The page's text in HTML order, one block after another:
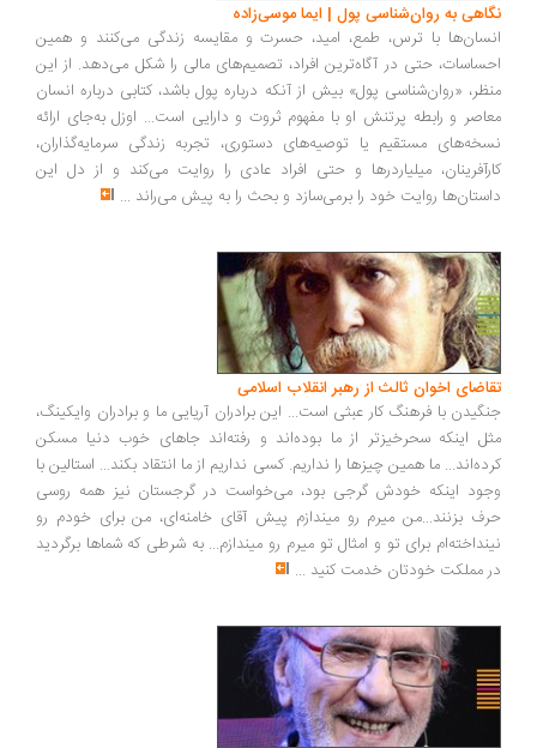
به روان‌شناسی پول | ایما موسی‌زاده
با ترس، طمع، امید، حسرت و مقایسه زندگی می‌کنند و همین
حتی در آگاه‌ترین افراد، تصمیم‌های مالی را شکل می‌دهد. از این
«روان‌شناسی پول» بیش از آنکه درباره پول باشد، کتابی درباره انسان
و رابطه پرتنش او با مفهوم ثروت و دارایی است... اوزل به‌جای ارائه
مستقیم یا توصیه‌های دستوری، تجربه زندگی سرمایه‌گذاران،
میلیاردرها و حتی افراد عادی را روایت می‌کند و از دل این
روایت خود را برمی‌سازد و بحث را به پیش می‌راند ...
اخوان ثالث از رهبر انقلاب اسلامی
با فرهنگ کار عبثی است... این برادران آریایی ما و برادران وایکینگ،
اینکه سحرخیزتر از ما بوده‌اند و رفته‌اند جاهای خوب دنیا مسکن
ما همین چیزها را نداریم. کسی نداریم از ما انتقاد بکند... استالین با
اینکه خودش گرجی بود، می‌خواست در گرجستان نیز همه روسی
بزنند...من میرم رو میندازم پیش آقای خامنه‌ای، من برای خودم رو
برای تو و امثال تو میرم رو میندازم... به شرطی که شماها برگردید
مملکت خودتان خدمت کنید...